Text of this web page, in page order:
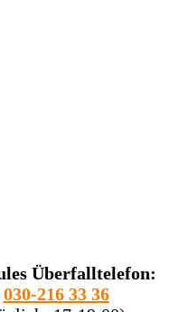
Überfalltelefon:
030-216 33 36